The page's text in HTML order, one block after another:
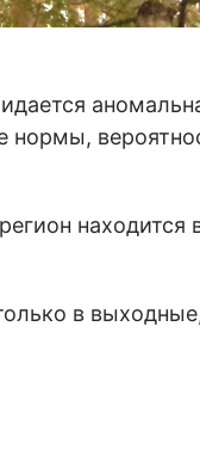
нормы,
находится
в